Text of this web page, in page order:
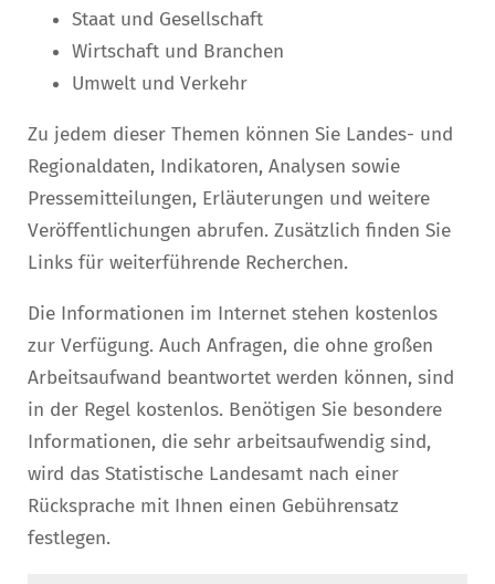
Staat und Gesellschaft
Wirtschaft und Branchen
Umwelt und Verkehr
Zu jedem dieser Themen können Sie Landes- und
Regionaldaten, Indikatoren, Analysen sowie
Pressemitteilungen, Erläuterungen und weitere
Veröffentlichungen abrufen. Zusätzlich finden Sie
Links für weiterführende Recherchen.
Die Informationen im Internet stehen kostenlos
zur Verfügung. Auch Anfragen, die ohne großen
Arbeitsaufwand beantwortet werden können, sind
in der Regel kostenlos. Benötigen Sie besondere
Informationen, die sehr arbeitsaufwendig sind,
wird das Statistische Landesamt nach einer
Rücksprache mit Ihnen einen Gebührensatz
festlegen.